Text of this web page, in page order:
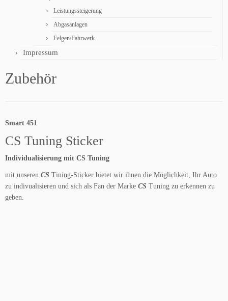
Leistungssteigerung
Abgasanlagen
Felgen/Fahrwerk
Impressum
Zubehör
Smart 451
CS Tuning Sticker
Individualisierung mit CS Tuning
mit unseren CS Tining-Sticker bietet wir ihnen die Möglichkeit, Ihr Auto
zu indivualisieren und sich als Fan der Marke CS Tuning zu erkennen zu
geben.